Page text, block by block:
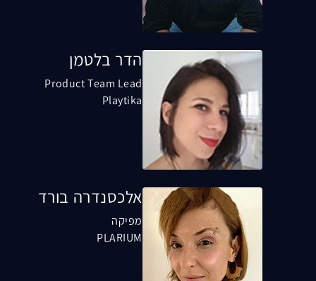
הדר בלטמן
Product Team Lead
Playtika
אלכסנדרה בורד
מפיקה
PLARIUM